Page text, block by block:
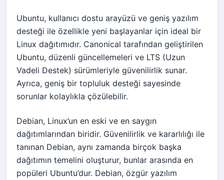
Ubuntu, kullanıcı dostu arayüzü ve geniş yazılım
desteği ile özellikle yeni başlayanlar için ideal bir
Linux dağıtımıdır. Canonical tarafından geliştirilen
Ubuntu, düzenli güncellemeleri ve LTS (Uzun
Vadeli Destek) sürümleriyle güvenilirlik sunar.
Ayrıca, geniş bir topluluk desteği sayesinde
sorunlar kolaylıkla çözülebilir.
Debian, Linux’un en eski ve en saygın
dağıtımlarından biridir. Güvenilirlik ve kararlılığı ile
tanınan Debian, aynı zamanda birçok başka
dağıtımın temelini oluşturur, bunlar arasında en
popüleri Ubuntu’dur. Debian, özgür yazılım